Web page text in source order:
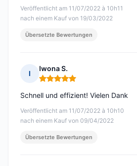
Veröffentlicht am 11/07/2022 à 10h11
nach einem Kauf von 19/03/2022
Übersetzte Bewertungen
I
Iwona S.
Hinweis: 5 von 5
Veröffentlicht am 11/07/2022 à 10h10
nach einem Kauf von 09/04/2022
Schnell und effizient! Vielen Dank
Übersetzte Bewertungen